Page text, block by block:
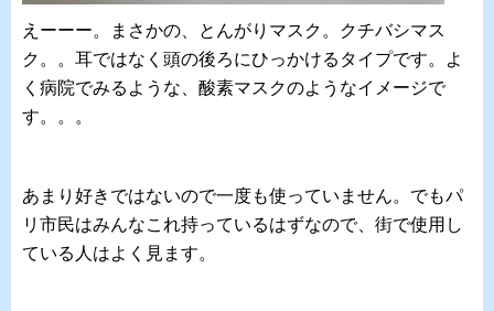
えーーー。まさかの、とんがりマスク。クチバシマス
ク。。耳ではなく頭の後ろにひっかけるタイプです。よ
く病院でみるような、酸素マスクのようなイメージで
す。。。
あまり好きではないので一度も使っていません。でもパ
リ市民はみんなこれ持っているはずなので、街で使用し
ている人はよく見ます。